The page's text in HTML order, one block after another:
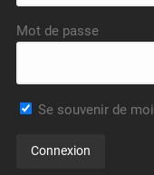
Mot de passe
Se souvenir de moi